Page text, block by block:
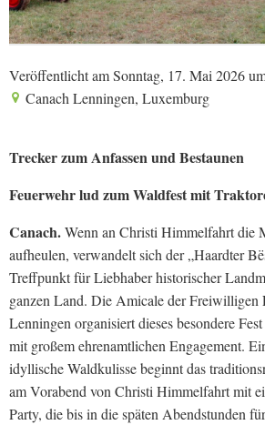
Veröffentlicht am Sonntag, 17. Mai 2026
Canach Lenningen, Luxemburg
Trecker zum Anfassen und Bestaunen
Feuerwehr lud zum Waldfest mit
Canach.Wenn an Christi Himmelfahrt die
aufheulen, verwandelt sich der „Haardter
Treffpunkt für Liebhaber historischer
ganzen Land. Die Amicale der Freiwilligen
Lenningen organisiert dieses besondere
mit großem ehrenamtlichen Engagement.
idyllische Waldkulisse beginnt das
am Vorabend von Christi Himmelfahrt mit
Party, die bis in die späten Abendstunden